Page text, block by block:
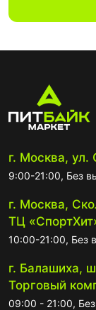
г. Москва, ул.
9:00-21:00, Без
г. Москва,
ТЦ
10:00-21:00, Без
г. Балашиха,
Торговый
09:00 - 21:00,